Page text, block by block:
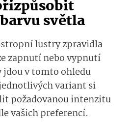
světla
lustry zpravidla
zapnutí nebo vypnutí
jdou v tomto ohledu
variant si
požadovanou intenzitu
vašich preferencí.